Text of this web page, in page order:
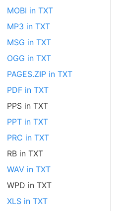
MOBI in TXT
MP3 in TXT
MSG in TXT
OGG in TXT
PAGES.ZIP in TXT
PDF in TXT
PPS in TXT
PPT in TXT
PRC in TXT
RB in TXT
WAV in TXT
WPD in TXT
XLS in TXT